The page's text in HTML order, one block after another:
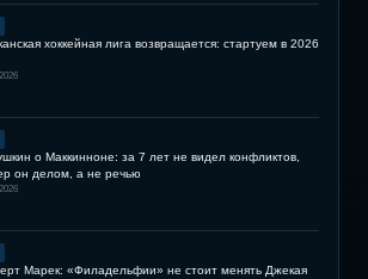
хоккейная лига возвращается: стартуем в 2026
о Маккинноне: за 7 лет не видел конфликтов,
он делом, а не речью
Марек: «Филадельфии» не стоит менять Джекая